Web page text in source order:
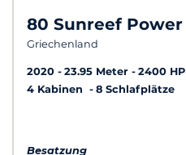
80 Sunreef Power
Griechenland
2020 23.95 Meter
2400 HP
4 Kabinen
8 Schlafplätze
Besatzung